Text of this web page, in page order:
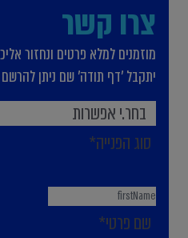
צרו קשר
מוזמנים למלא פרטים ונחזור
יתקבל 'דף תודה' שם ניתן להרשם
בחר.י אפשרות
סוג הפנייה*
שם פרטי*